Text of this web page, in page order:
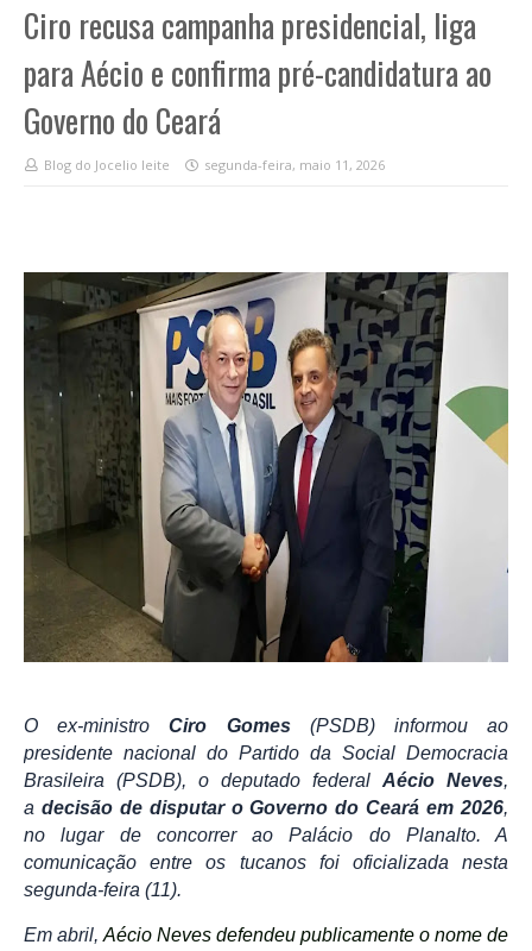
Ciro recusa campanha presidencial, liga
para Aécio e confirma pré-candidatura ao
Governo do Ceará
Blog do Jocelio leite segunda-feira, maio 11, 2026
O ex-ministroCiro Gomes(PSDB) informou ao
presidente nacional do Partido da Social Democracia
Brasileira (PSDB), o deputado federal Aécio Neves,
a decisão de disputar o Governo do Ceará em 2026,
no lugar de concorrer ao Palácio do Planalto. A
comunicação entre os tucanos foi oficializada nesta
segunda-feira (11).
Em abril, Aécio Neves defendeu publicamente o nome de